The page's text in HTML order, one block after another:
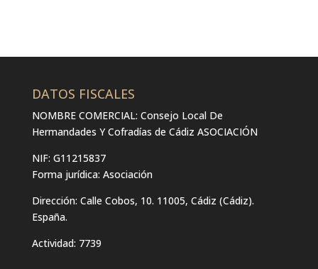
DATOS FISCALES
NOMBRE COMERCIAL: Consejo Local De
Hermandades Y Cofradías de Cádiz ASOCIACIÓN
NIF: G11215837
Forma jurídica: Asociación
Dirección: Calle Cobos, 10. 11005, Cádiz (Cádiz).
España.
Actividad: 7739